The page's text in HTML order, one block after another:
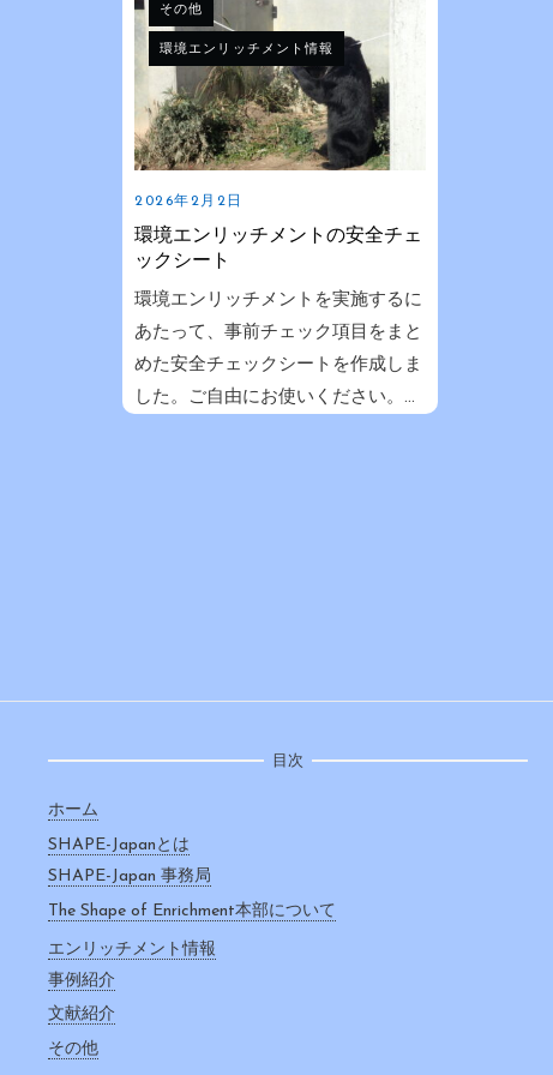
その他
環境エンリッチメント情報
2026年2月2日
環境エンリッチメントの安全チェ
ックシート
環境エンリッチメントを実施するに
あたって、事前チェック項目をまと
めた安全チェックシートを作成しま
した。ご自由にお使いください。...
目次
ホーム
SHAPE-Japanとは
SHAPE-Japan 事務局
The Shape of Enrichment本部について
エンリッチメント情報
事例紹介
文献紹介
その他